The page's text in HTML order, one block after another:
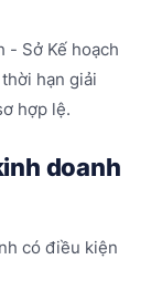
- Sở Kế hoạch
hạn giải
hợp lệ.
doanh
có điều kiện